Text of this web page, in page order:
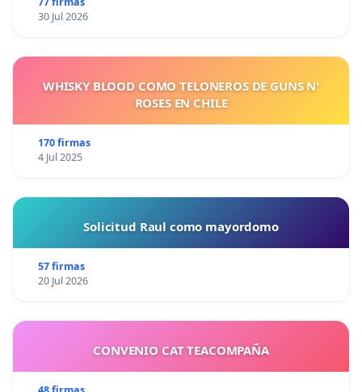
30 Jul 2026
WHISKY BLOOD COMO TELONEROS DE GUNS N'
ROSES EN CHILE
170 firmas
4 Jul 2025
Solicitud Raul como mayordomo
57 firmas
20 Jul 2026
CONVENIO CAT TEACOMPAÑA